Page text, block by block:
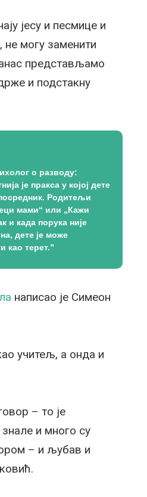
јесу и песмице и
могу заменити
представљамо
и подстакну
о разводу:
је пракса у којој дете
Родитељи
мами“ или „Кажи
и када порука није
дете је може
као терет.”
написао је Симеон
учитељ, а онда и
– то је
и много су
– и љубав и